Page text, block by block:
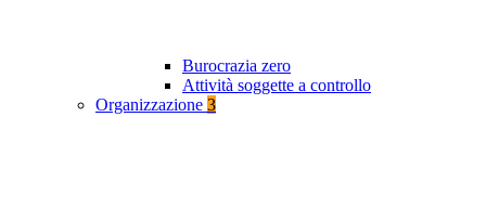
Burocrazia zero
Attività soggette a controllo
Organizzazione 3